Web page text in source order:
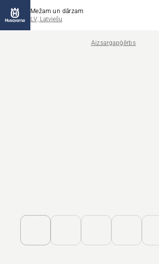
Mežam un dārzam
LV, Latviešu
Aizsargapģērbs